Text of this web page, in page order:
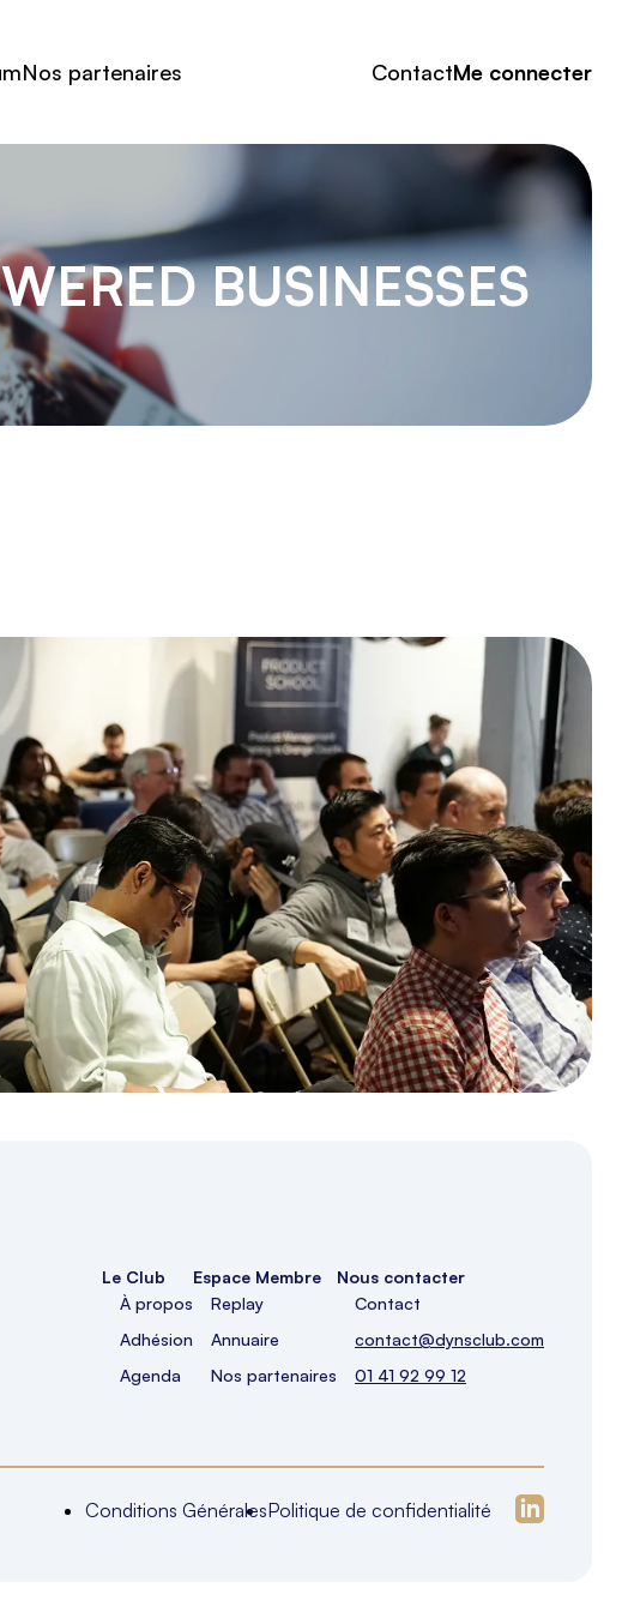
Nos partenaires ContactMe connecter
BUSINESSES
Le Club
À propos
Adhésion
Agenda
Espace Membre
Replay
Annuaire
Nos partenaires
Nous contacter
Contact
contact@dynsclub.com
01 41 92 99 12
Conditions GénéralesPolitique de confidentialité